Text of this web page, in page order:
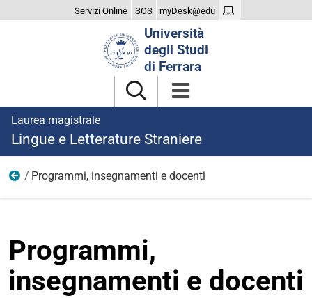
Servizi Online SOS myDesk@edu
Università
degli Studi
di Ferrara
Laurea magistrale
Lingue e Letterature Straniere
Didattica
Programmi, insegnamenti e docenti
Programmi,
insegnamenti e docenti